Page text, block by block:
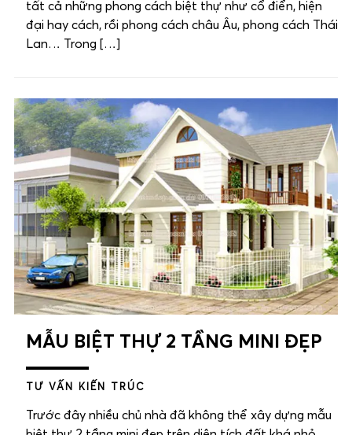
tất cả những phong cách biệt thự như cổ điển, hiện
đại hay cách, rồi phong cách châu Âu, phong cách Thái
Lan… Trong […]
MẪU BIỆT THỰ 2 TẦNG MINI ĐẸP
TƯ VẤN KIẾN TRÚC
Trước đây nhiều chủ nhà đã không thể xây dựng mẫu